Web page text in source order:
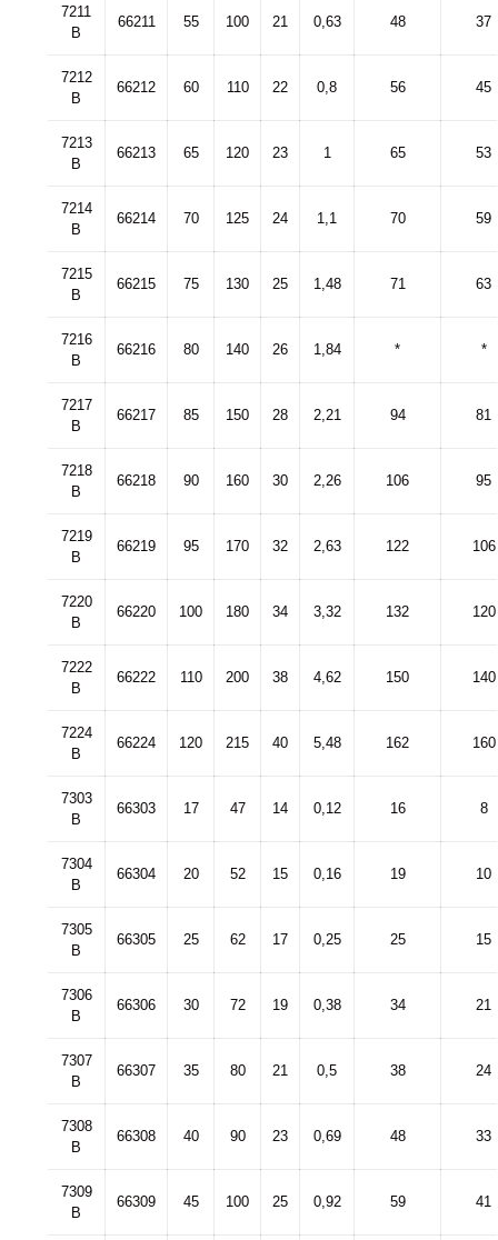
7211
B
66211 55 100 21 0,63 48 37
7212
B
66212 60 110 22 0,8 56 45
7213
B
66213 65 120 23 1 65 53
7214
B
66214 70 125 24 1,1 70 59
7215
B
66215 75 130 25 1,48 71 63
7216
B
66216 80 140 26 1,84 * *
7217
B
66217 85 150 28 2,21 94 81
7218
B
66218 90 160 30 2,26 106 95
7219
B
66219 95 170 32 2,63 122 106
7220
B
66220 100 180 34 3,32 132 120
7222
B
66222 110 200 38 4,62 150 140
7224
B
66224 120 215 40 5,48 162 160
7303
B
66303 17 47 14 0,12 16 8
7304
B
66304 20 52 15 0,16 19 10
7305
B
66305 25 62 17 0,25 25 15
7306
B
66306 30 72 19 0,38 34 21
7307
B
66307 35 80 21 0,5 38 24
7308
B
66308 40 90 23 0,69 48 33
7309
B
66309 45 100 25 0,92 59 41